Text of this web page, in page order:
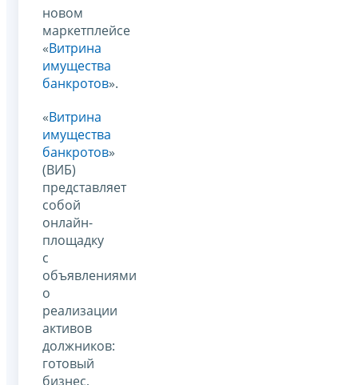
новом
маркетплейсе
«Витрина
имущества
банкротов».
«Витрина
имущества
банкротов»
(ВИБ)
представляет
собой
онлайн-
площадку
с
объявлениями
о
реализации
активов
должников:
готовый
бизнес,